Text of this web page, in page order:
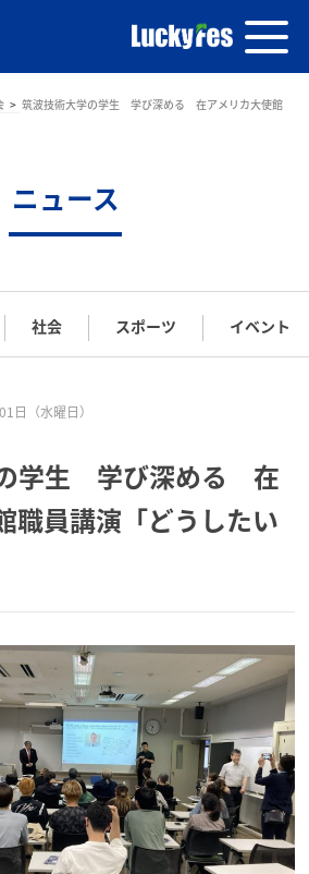
筑波技術大学の学生 学び深める 在アメリカ大使館
ニュース
社会 スポーツ イベント
日（水曜日）
学生 学び深める 在
職員講演「どうしたい